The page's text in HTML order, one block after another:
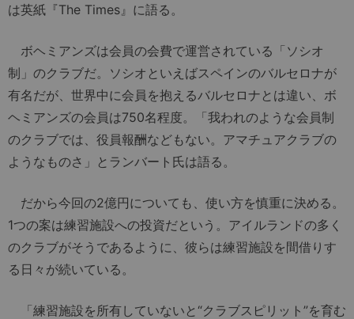
は英紙『The Times』に語る。
ボヘミアンズは会員の会費で運営されている「ソシオ
制」のクラブだ。ソシオといえばスペインのバルセロナが
有名だが、世界中に会員を抱えるバルセロナとは違い、ボ
ヘミアンズの会員は750名程度。「我われのような会員制
のクラブでは、役員報酬などもない。アマチュアクラブの
ようなものさ」とランバート氏は語る。
だから今回の2億円についても、使い方を慎重に決める。
1つの案は練習施設への投資だという。アイルランドの多く
のクラブがそうであるように、彼らは練習施設を間借りす
る日々が続いている。
「練習施設を所有していないと“クラブスピリット”を育む